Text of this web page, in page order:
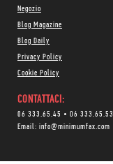
Negozio
Blog Magazine
Blog Daily
Privacy Policy
Cookie Policy
CONTATTACI:
06 333.65.45 • 06 333.65.53
Email: info@minimumfax.com